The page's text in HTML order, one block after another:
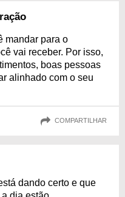
mandar para o
vai receber. Por isso,
boas pessoas
alinhado com o seu
COMPARTILHAR
dando certo e que